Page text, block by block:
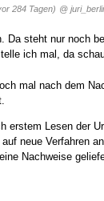
284 Tagen) @
steht nur noch
ich mal, da
mal nach dem
erstem Lesen der
neue Verfahren
Nachweise